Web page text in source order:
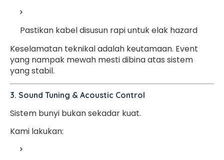
Pastikan kabel disusun rapi untuk elak hazard
Keselamatan teknikal adalah keutamaan. Event
yang nampak mewah mesti dibina atas sistem
yang stabil.
3. Sound Tuning & Acoustic Control
Sistem bunyi bukan sekadar kuat.
Kami lakukan: